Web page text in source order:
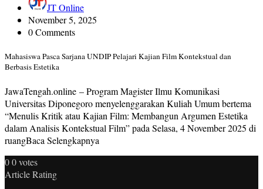
JT Online
November 5, 2025
0 Comments
Mahasiswa Pasca Sarjana UNDIP Pelajari Kajian Film Kontekstual dan
Berbasis Estetika
JawaTengah.online – Program Magister Ilmu Komunikasi
Universitas Diponegoro menyelenggarakan Kuliah Umum bertema
“Menulis Kritik atau Kajian Film: Membangun Argumen Estetika
dalam Analisis Kontekstual Film” pada Selasa, 4 November 2025 di
ruangBaca Selengkapnya
00votes
Article Rating